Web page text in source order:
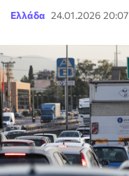
Ελλάδα 24.01.2026 20:07